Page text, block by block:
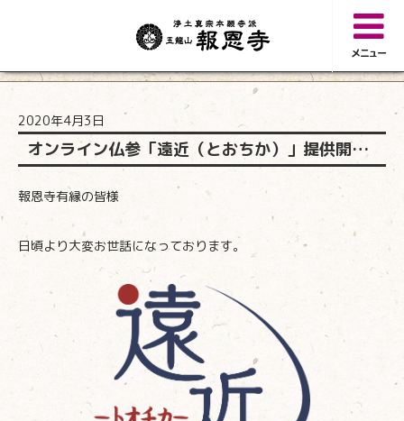
メニュー
2020年4月3日
オンライン仏参「遠近（とおちか）」提供開始のお知らせ
報恩寺有縁の皆様
日頃より大変お世話になっております。